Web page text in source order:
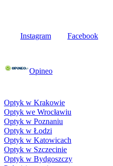
Instagram Facebook
Opineo
Optyk w Krakowie
Optyk we Wrocławiu
Optyk w Poznaniu
Optyk w Łodzi
Optyk w Katowicach
Optyk w Szczecinie
Optyk w Bydgoszczy